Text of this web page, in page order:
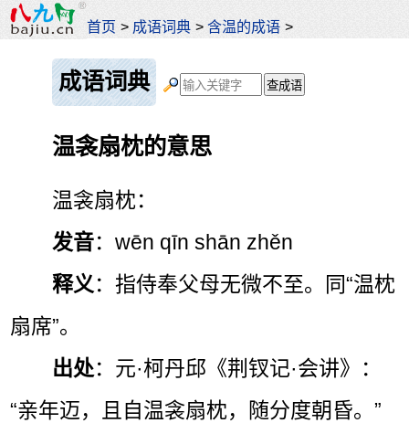
首页 > 成语词典 >含温的成语 >
成语词典
温衾扇枕的意思
温衾扇枕：
发音：wēn qīn shān zhěn
释义 ：指侍奉父母无微不至。同“温枕
扇席”。
出处：元·柯丹邱《荆钗记·会讲》：
“亲年迈，且自温衾扇枕，随分度朝昏。”